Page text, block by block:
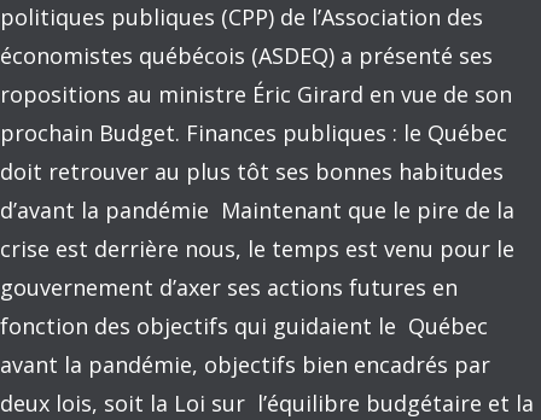
politiques publiques (CPP) de l’Association des
économistes québécois (ASDEQ) a présenté ses
ropositions au ministre Éric Girard en vue de son
prochain Budget. Finances publiques : le Québec
doit retrouver au plus tôt ses bonnes habitudes
d’avant la pandémie Maintenant que le pire de la
crise est derrière nous, le temps est venu pour le
gouvernement d’axer ses actions futures en
fonction des objectifs qui guidaient le Québec
avant la pandémie, objectifs bien encadrés par
deux lois, soit la Loi sur l’équilibre budgétaire et la